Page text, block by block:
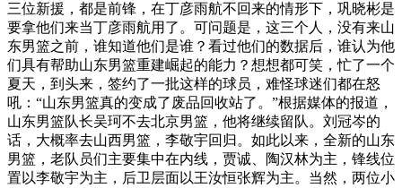
三位新援，都是前锋，在丁彦雨航不回来的情形下，巩晓彬是
要拿他们来当丁彦雨航用了。可问题是，这三个人，没有来山
东男篮之前，谁知道他们是谁？看过他们的数据后，谁认为他
们具有帮助山东男篮重建崛起的能力？想想都可笑，忙了一个
夏天，到头来，签约了一批这样的球员，难怪球迷们都在怒
吼：“山东男篮真的变成了废品回收站了。”根据媒体的报道，
山东男篮队长吴珂不去北京男篮，他将继续留队。刘冠岑的
话，大概率去山西男篮，李敬宇回归。如此以来，全新的山东
男篮，老队员们主要集中在内线，贾诚、陶汉林为主，锋线位
置以李敬宇为主，后卫层面以王汝恒张辉为主。当然，两位小